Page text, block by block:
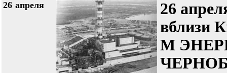
26 апреля
26
вблизи
М